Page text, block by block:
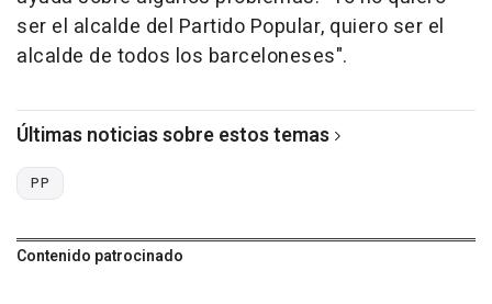
ser el alcalde del Partido Popular, quiero ser el
alcalde de todos los barceloneses".
Últimas noticias sobre estos temas
PP
Contenido patrocinado